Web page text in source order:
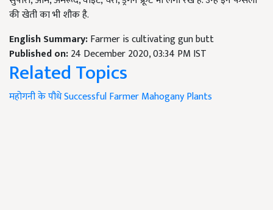
की खेती का भी शौक है.
English Summary:Farmer is cultivating gun butt
Published on:24 December 2020, 03:34 PM IST
Related Topics
महोगनी के पौधेSuccessful FarmerMahogany Plants